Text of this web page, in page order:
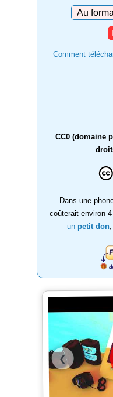
Télécharger
Comment
CC0 (domaine
Dans une
coûterait environ
un petit don
❮